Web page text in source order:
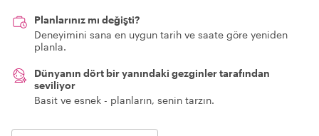
Planlarınız mı değişti?
Deneyimini sana en uygun tarih ve saate göre yeniden
planla.
Dünyanın dört bir yanındaki gezginler tarafından
seviliyor
Basit ve esnek - planların, senin tarzın.